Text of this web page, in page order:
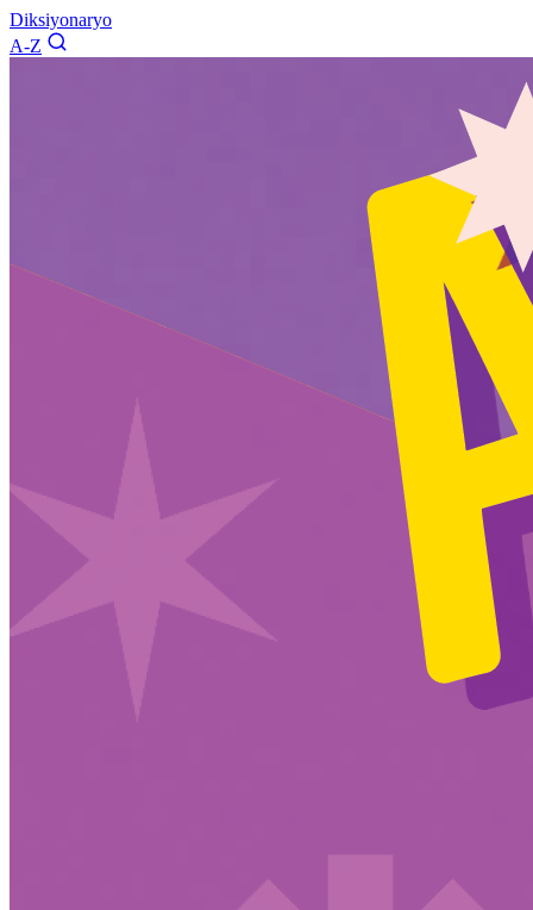
Diksiyonaryo
A-Z